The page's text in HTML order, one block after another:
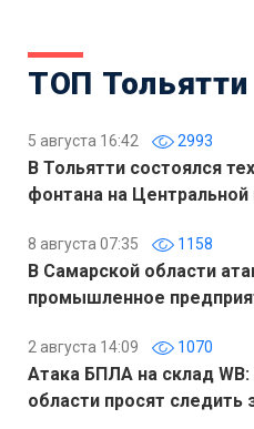
ТОП Тольятти
5 августа 16:42 2993
В Тольятти состоялся
фонтана на
8 августа 07:35 1158
В Самарской области
промышленное
2 августа 14:09 1070
Атака БПЛА на склад
области просят следить